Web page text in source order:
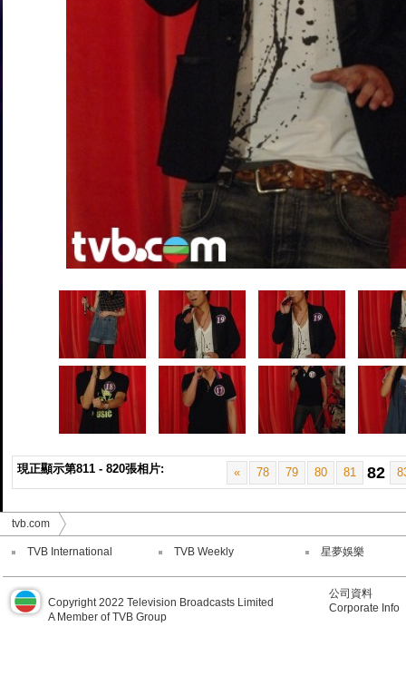
現正顯示第811 - 820張相片: « 78 79 80 81 82
tvb.com
TVB International TVB Weekly 星夢娛樂
Copyright 2022 Television Broadcasts Limited
A Member of TVB Group
公司資料
Corporate Info